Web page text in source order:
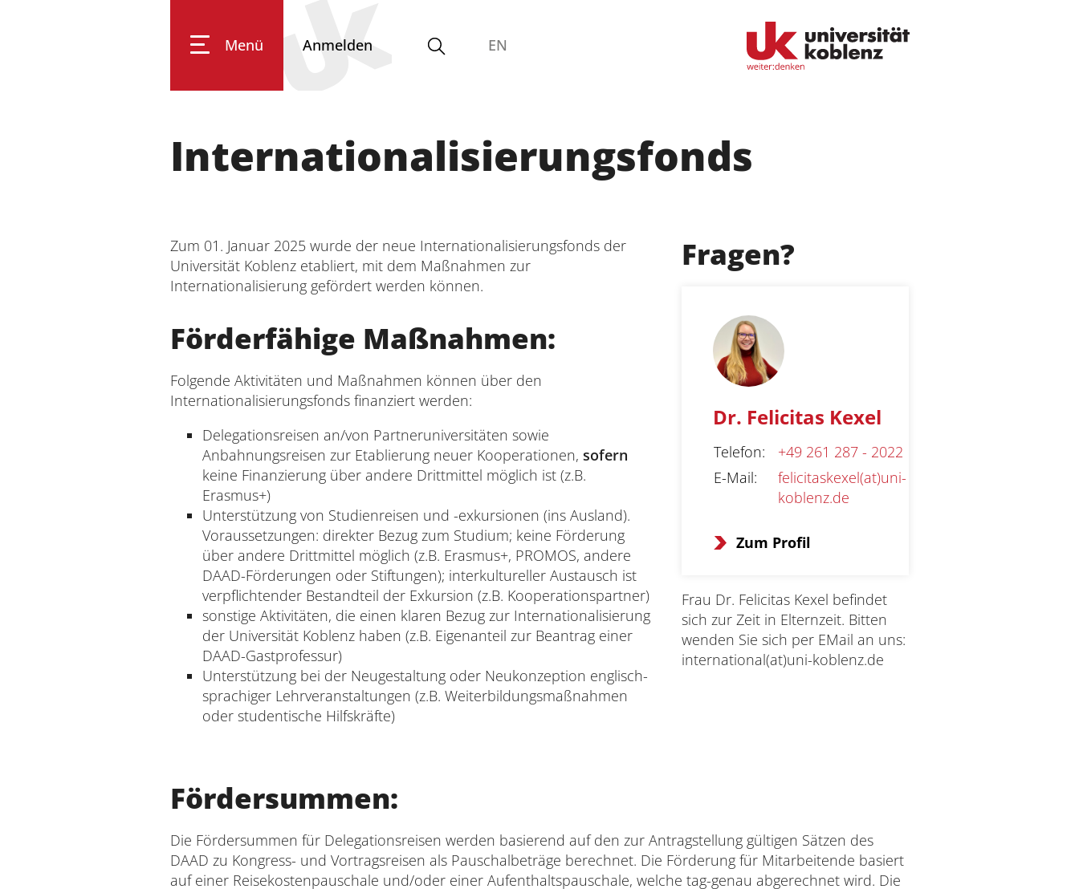
Menü
Forschung
Studium
Universität
Fachbereiche
Philologie / Kulturwissenschaften
Mathematik / Naturwissenschaften
Informatik
Zentrale Einrichtungen
Interdisziplinäres Forschungs-,
Graduiertenförderungs- und
Personalentwicklungszentrum
Interdisziplinäres Karriere- und
Studienzentrum
Interdisziplinäres Zentrum für Lehre
Universitätsbibliothek
Zentrum für Lehrkräftebildung
Zentrum für Fernstudien und
Universitäre Weiterbildung
Zentrum für Informations- und
Medientechnologien
Datenschutz Barrierefreiheit Gleichstellungsvertretung
Anmelden EN
Internationalisierungsfonds
Zum 01. Januar 2025 wurde der neue Internationalisierungsfonds der
Universität Koblenz etabliert, mit dem Maßnahmen zur
Internationalisierung gefördert werden können.
Förderfähige Maßnahmen:
Folgende Aktivitäten und Maßnahmen können über den
Internationalisierungsfonds finanziert werden:
Delegationsreisen an/von Partneruniversitäten sowie
Anbahnungsreisen zur Etablierung neuer Kooperationen, sofern
keine Finanzierung über andere Drittmittel möglich ist (z.B.
Erasmus+)
Unterstützung von Studienreisen und -exkursionen (ins Ausland).
Voraussetzungen: direkter Bezug zum Studium; keine Förderung
über andere Drittmittel möglich (z.B. Erasmus+, PROMOS, andere
DAAD-Förderungen oder Stiftungen); interkultureller Austausch ist
verpflichtender Bestandteil der Exkursion (z.B. Kooperationspartner)
sonstige Aktivitäten, die einen klaren Bezug zur Internationalisierung
der Universität Koblenz haben (z.B. Eigenanteil zur Beantrag einer
DAAD-Gastprofessur)
Unterstützung bei der Neugestaltung oder Neukonzeption englisch-
sprachiger Lehrveranstaltungen (z.B. Weiterbildungsmaßnahmen
oder studentische Hilfskräfte)
Fragen?
Dr. Felicitas Kexel
Telefon:
+49 261 287 - 2022
E-Mail:
felicitaskexel(at)uni-
koblenz.de
Zum Profil
Frau Dr. Felicitas Kexel befindet
sich zur Zeit in Elternzeit. Bitten
wenden Sie sich per EMail an uns:
international(at)uni-koblenz.de
Fördersummen:
Die Fördersummen für Delegationsreisen werden basierend auf den zur Antragstellung gültigen Sätzen des
DAAD zu Kongress- und Vortragsreisen als Pauschalbeträge berechnet. Die Förderung für Mitarbeitende basiert
auf einer Reisekostenpauschale und/oder einer Aufenthaltspauschale, welche tag-genau abgerechnet wird. Die